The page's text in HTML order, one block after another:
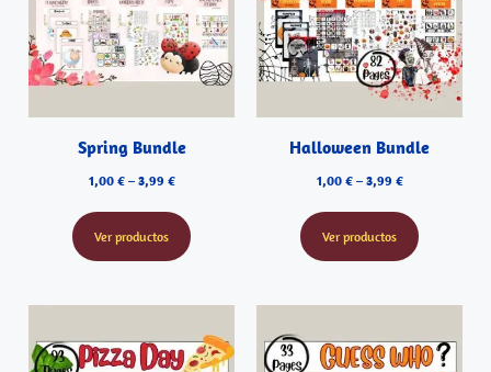
Spring Bundle
1,00 €– 3,99 €
Ver productos
Halloween Bundle
1,00 €– 3,99 €
Ver productos